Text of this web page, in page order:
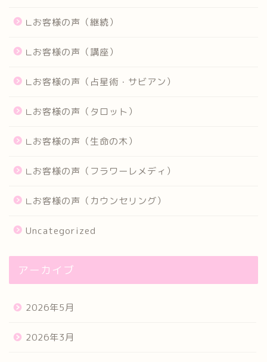
∟お客様の声（継続）
∟お客様の声（講座）
∟お客様の声（占星術・サビアン）
∟お客様の声（タロット）
∟お客様の声（生命の木）
∟お客様の声（フラワーレメディ）
∟お客様の声（カウンセリング）
Uncategorized
アーカイブ
2026年5月
2026年3月